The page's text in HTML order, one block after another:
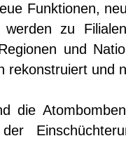
Funktionen,
werden zu
und
rekonstruiert und
die